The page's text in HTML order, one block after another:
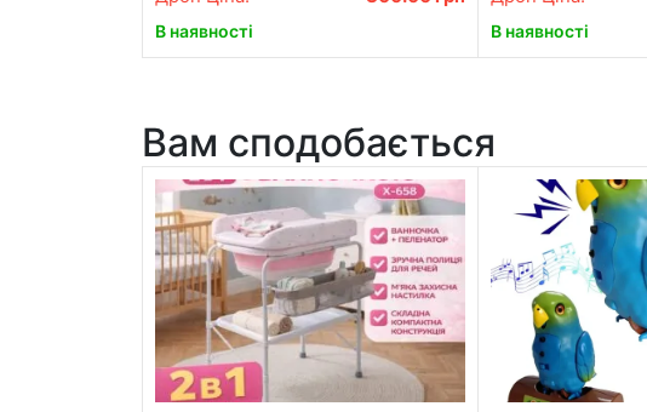
В наявності В наявності
Вам сподобається